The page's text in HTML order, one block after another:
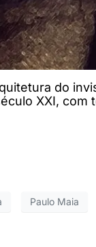
do
XXI, com
Paulo Maia